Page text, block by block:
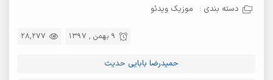
دسته بندی : موزیک ویدئو
28,277 9 بهمن , 1397
حمیدرضا بابایی حدیث